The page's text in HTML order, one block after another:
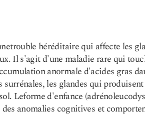
trouble héréditaire qui affecte les
Il s'agit d'une maladie rare qui
anormale d'acides gras
surrénales, les glandes qui
Leforme d'enfance
anomalies cognitives et